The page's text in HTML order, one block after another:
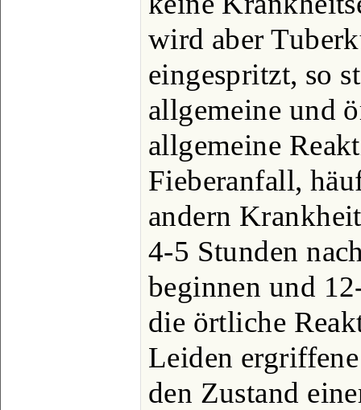
wird aber
eingespritzt, so
allgemeine und
allgemeine
Fieberanfall,
andern
4-5 Stunden
beginnen und
die örtliche
Leiden
den Zustand